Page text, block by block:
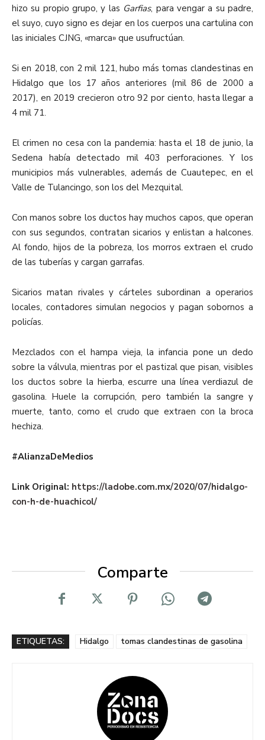
hizo su propio grupo, y las Garfias, para vengar a su padre,
el suyo, cuyo signo es dejar en los cuerpos una cartulina con
las iniciales CJNG, «marca» que usufructúan.
Si en 2018, con 2 mil 121, hubo más tomas clandestinas en
Hidalgo que los 17 años anteriores (mil 86 de 2000 a
2017), en 2019 crecieron otro 92 por ciento, hasta llegar a
4 mil 71.
El crimen no cesa con la pandemia: hasta el 18 de junio, la
Sedena había detectado mil 403 perforaciones. Y los
municipios más vulnerables, además de Cuautepec, en el
Valle de Tulancingo, son los del Mezquital.
Con manos sobre los ductos hay muchos capos, que operan
con sus segundos, contratan sicarios y enlistan a halcones.
Al fondo, hijos de la pobreza, los morros extraen el crudo
de las tuberías y cargan garrafas.
Sicarios matan rivales y cárteles subordinan a operarios
locales, contadores simulan negocios y pagan sobornos a
policías.
Mezclados con el hampa vieja, la infancia pone un dedo
sobre la válvula, mientras por el pastizal que pisan, visibles
los ductos sobre la hierba, escurre una línea verdiazul de
gasolina. Huele la corrupción, pero también la sangre y
muerte, tanto, como el crudo que extraen con la broca
hechiza.
#AlianzaDeMedios
Link Original: https://ladobe.com.mx/2020/07/hidalgo-
con-h-de-huachicol/
Comparte
ETIQUETAS: Hidalgo tomas clandestinas de gasolina